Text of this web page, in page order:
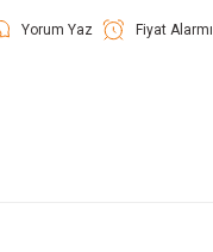
Yorum Yaz Fiyat Alarmı